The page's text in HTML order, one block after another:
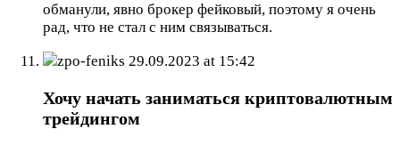
обманули, явно брокер фейковый, поэтому я очень
рад, что не стал с ним связываться.
zpo-feniks 29.09.2023 at 15:42
Хочу начать заниматься криптовалютным
трейдингом